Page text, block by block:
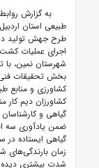
به گزارش
طبیعی استان
اجرای عملیات
شهرستان نمین،
بخش تحقیقات
کشاورزی و منابع
کشاورزان دیم کار
گیاهی و
ضمن یادآوری سه
گیاهی ایستاده
زمان بارندگی‌های
شدت بیشتری